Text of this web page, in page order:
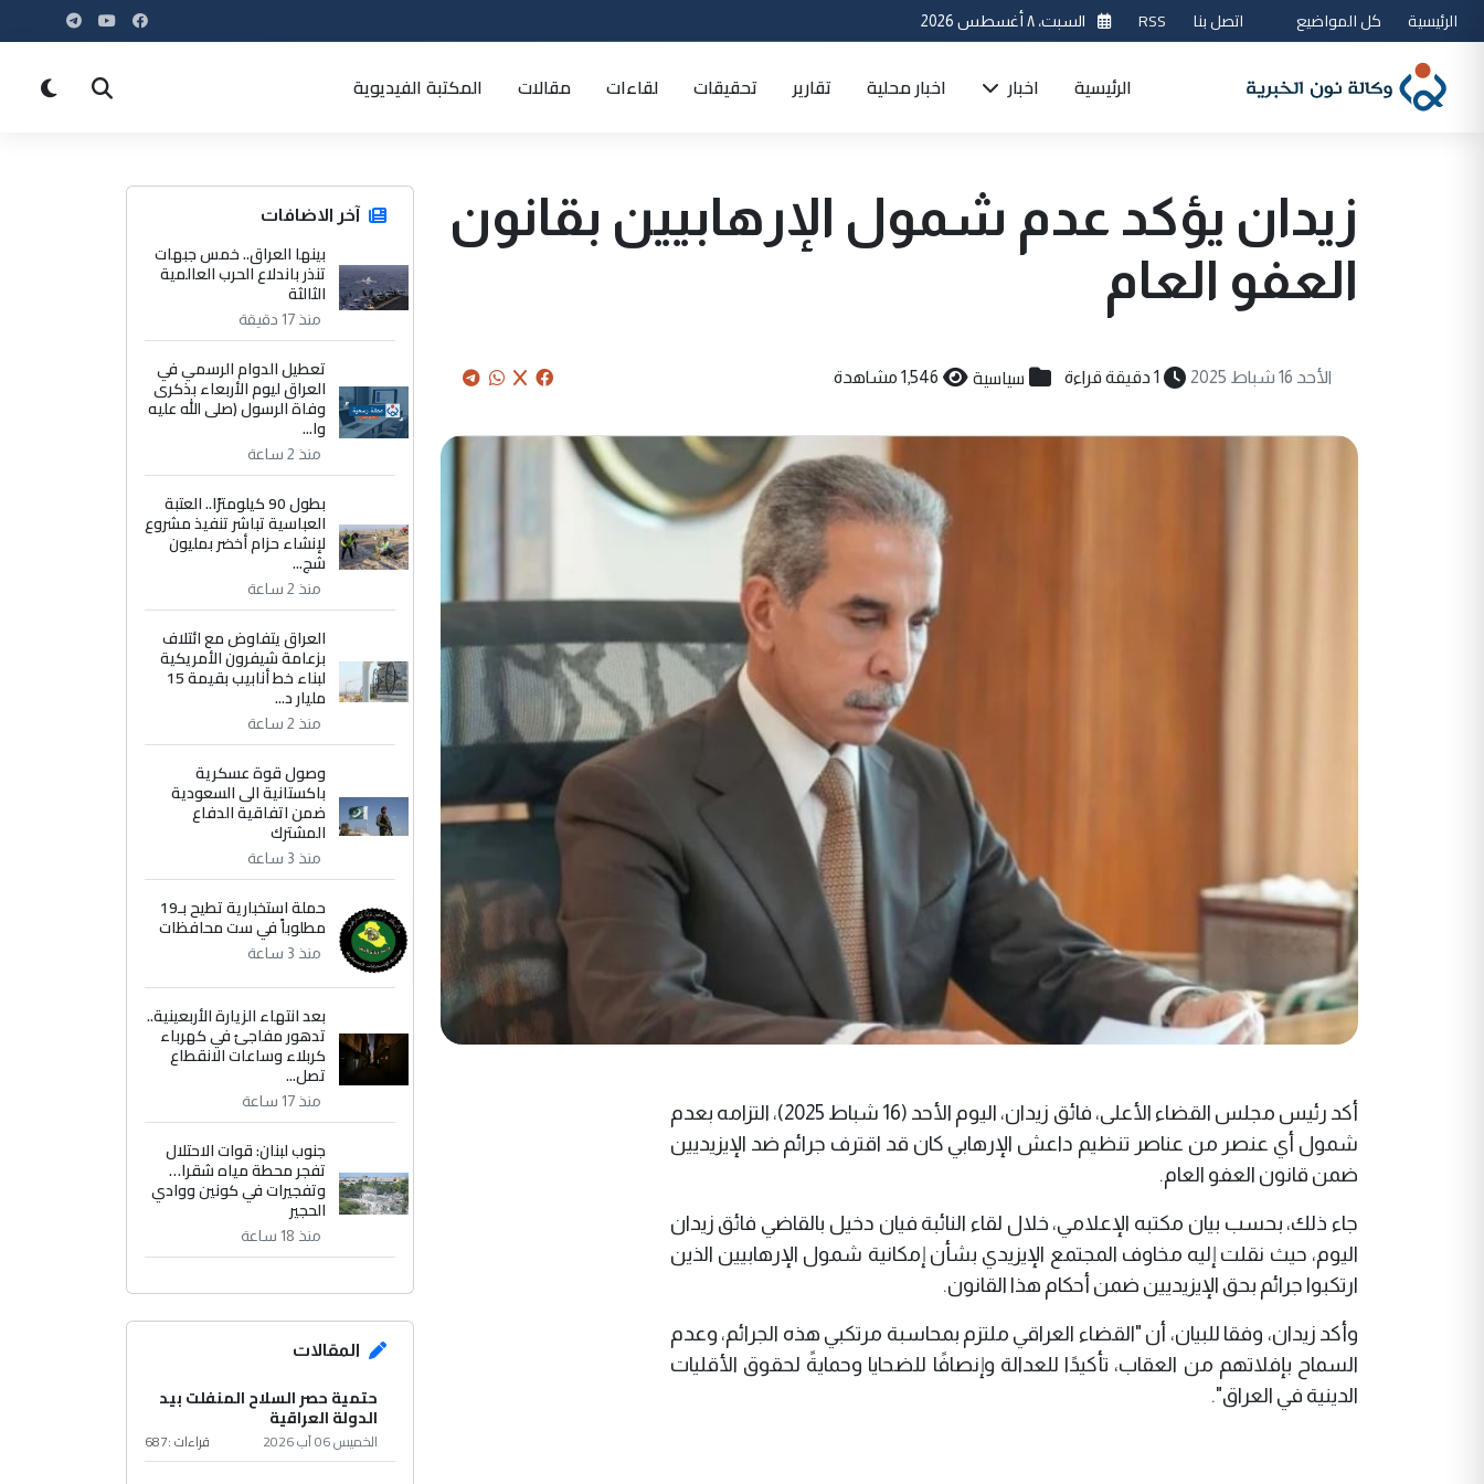
الرئيسية كل المواضيع اتصل بنا RSS السبت، ٨ أغسطس 2026
الرئيسية اخبار اخبار محلية تقارير تحقيقات لقاءات مقالات المكتبة الفيديوية
زيدان يؤكد عدم شمول الإرهابيين بقانون
العفو العام
الأحد 16 شباط 2025 1 دقيقة قراءة سياسية 1,546 مشاهدة
أكد رئيس مجلس القضاء الأعلى، فائق زيدان، اليوم الأحد (16 شباط 2025)، التزامه بعدم
شمول أي عنصر من عناصر تنظيم داعش الإرهابي كان قد اقترف جرائم ضد الإيزيديين
ضمن قانون العفو العام.
جاء ذلك، بحسب بيان مكتبه الإعلامي، خلال لقاء النائبة فيان دخيل بالقاضي فائق زيدان
اليوم، حيث نقلت إليه مخاوف المجتمع الإيزيدي بشأن إمكانية شمول الإرهابيين الذين
ارتكبوا جرائم بحق الإيزيديين ضمن أحكام هذا القانون.
وأكد زيدان، وفقا للبيان، أن "القضاء العراقي ملتزم بمحاسبة مرتكبي هذه الجرائم، وعدم
السماح بإفلاتهم من العقاب، تأكيدًا للعدالة وإنصافًا للضحايا وحمايةً لحقوق الأقليات
الدينية في العراق".
آخر الاضافات
بينها العراق.. خمس جبهات
تنذر باندلاع الحرب العالمية
الثالثة
منذ 17 دقيقة
تعطيل الدوام الرسمي في
العراق ليوم الأربعاء بذكرى
وفاة الرسول (صلى الله عليه
وا...
منذ 2 ساعة
بطول 90 كيلومترًا.. العتبة
العباسية تباشر تنفيذ مشروع
لإنشاء حزام أخضر بمليون
شج...
منذ 2 ساعة
العراق يتفاوض مع ائتلاف
بزعامة شيفرون الأمريكية
لبناء خط أنابيب بقيمة 15
مليار د...
منذ 2 ساعة
وصول قوة عسكرية
باكستانية الى السعودية
ضمن اتفاقية الدفاع
المشترك
منذ 3 ساعة
حملة استخبارية تطيح بـ19
مطلوباً في ست محافظات
منذ 3 ساعة
بعد انتهاء الزيارة الأربعينية..
تدهور مفاجئ في كهرباء
كربلاء وساعات الانقطاع
تصل...
منذ 17 ساعة
جنوب لبنان: قوات الاحتلال
تفجر محطة مياه شقرا…
وتفجيرات في كونين ووادي
الحجير
منذ 18 ساعة
المقالات
حتمية حصر السلاح المنفلت بيد
الدولة العراقية
الخميس 06 آب 2026 قراءات :687